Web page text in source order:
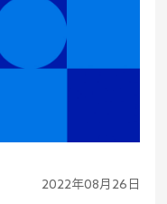
2022年08月26日